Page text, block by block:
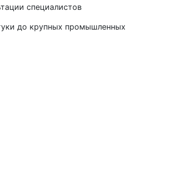
специалистов
до крупных промышленных